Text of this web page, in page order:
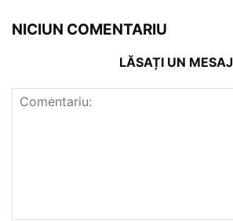
NICIUN COMENTARIU
LĂSAȚI UN MESAJ